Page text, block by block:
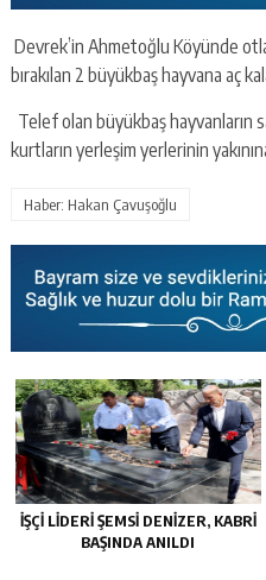
Devrek’in Ahmetoğlu Köyünde
bırakılan 2 büyükbaş hayvana aç
Telef olan büyükbaş hayvanların
kurtların yerleşim yerlerinin
Haber: Hakan Çavuşoğlu
İŞÇİ LİDERİ ŞEMSİ DENİZER, KABRİ
BAŞINDA ANILDI